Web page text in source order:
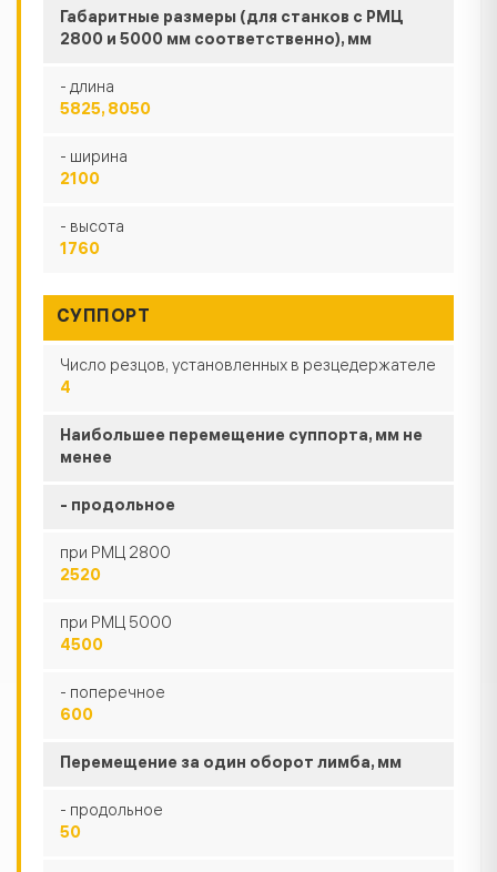
Габаритные размеры (для станков с РМЦ
2800 и 5000 мм соответственно), мм
- длина
5825, 8050
- ширина
2100
- высота
1760
СУППОРТ
Число резцов, установленных в резцедержателе
4
Наибольшее перемещение суппорта, мм не
менее
- продольное
при РМЦ 2800
2520
при РМЦ 5000
4500
- поперечное
600
Перемещение за один оборот лимба, мм
- продольное
50